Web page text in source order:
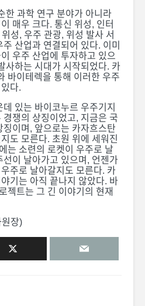
한 과학 연구 분야가 아니라
매우 크다. 통신 위성, 인터
성, 우주 관광, 위성 발사 서
산업과 연결되어 있다. 이미
우주 산업에 투자하고 있으
사하는 시대가 시작되었다. 카
바이테렉을 통해 이러한 우주
다.
있는 바이코누르 우주기지
쟁의 상징이었고, 지금은 국
이며, 앞으로는 카자흐스탄
도 모른다. 초원 위에 세워진
는 소련의 로켓이 우주로 날
선이 날아가고 있으며, 언젠가
주로 날아갈지도 모른다. 카
기는 아직 끝나지 않았다. 바
젝트는 그 긴 이야기의 현재
장)